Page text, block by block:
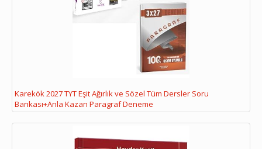
Karekök 2027 TYT Eşit Ağırlık ve Sözel Tüm Dersler Soru
Bankası+Anla Kazan Paragraf Deneme